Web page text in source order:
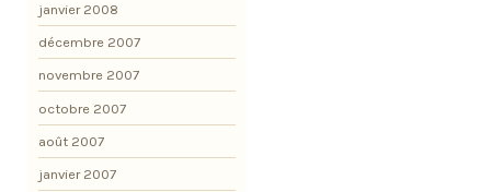
janvier 2008
décembre 2007
novembre 2007
octobre 2007
août 2007
janvier 2007